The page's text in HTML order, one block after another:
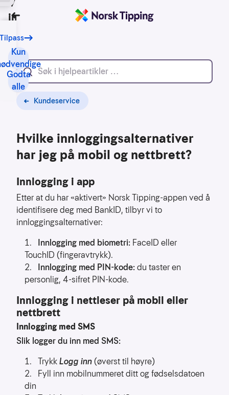
Tilbake
Kundeservice
Hvilke innloggingsalternativer
har jeg på mobil og nettbrett?
Innlogging i app
Etter at du har «aktivert» Norsk Tipping-appen ved å
identifisere deg med BankID, tilbyr vi to
innloggingsalternativer:
Innlogging med biometri: FaceID eller
TouchID (fingeravtrykk).
Innlogging med PIN-kode:du taster en
personlig, 4-sifret PIN-kode.
Innlogging i nettleser på mobil eller
nettbrett
Innlogging med SMS
Slik logger du inn med SMS:
TrykkLogg inn(øverst til høyre)
Fyll inn mobilnummeret ditt og fødselsdatoen
din
Vi bruker
informasjonskapsler
Vårt
formål
med
informasjonskapsler
er
blant
Nettsidene
skal
fungere
Samle
inn
statistikk
for
forstå
bruksmønster
Kreditere
kanaler
som
sender
trafikk
Tilpass
Kun
Godta
alle